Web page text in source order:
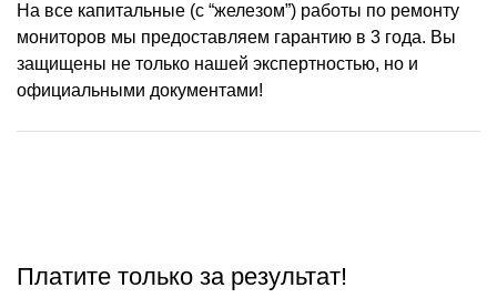
На все капитальные (с “железом”) работы по ремонту
мониторов мы предоставляем гарантию в 3 года. Вы
защищены не только нашей экспертностью, но и
официальными документами!
Платите только за результат!